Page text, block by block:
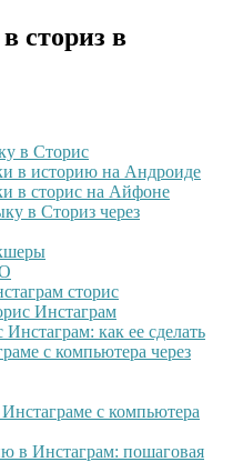
сториз в
в Сторис
в историю на Андроиде
в сторис на Айфоне
в Сториз через
сторис
Инстаграм
как ее сделать
с компьютера через
с компьютера
в Инстаграм: пошаговая